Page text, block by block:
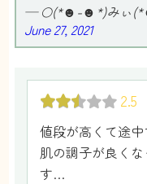
— 🌕(*☻-☻*)みぃ
June 27, 2021
2.5
値段が高くて途中
肌の調子が良く
す…